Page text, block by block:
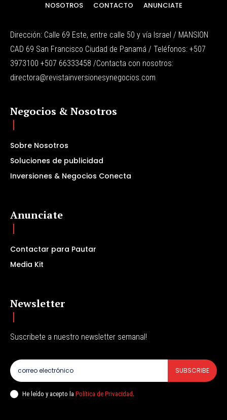
NOSOTROS CONTACTO ANUNCIATE
Dirección: Calle 69 Este, entre calle 50 y vía Israel / MANSION
CAD 69 San Francisco Ciudad de Panamá / Teléfonos: +507
3973100 +507 66333458 /Contacta con nosotros:
directora@revistainversionesynegocios.com
Negocios & Nosotros
Sobre Nosotros
Soluciones de publicidad
Inversiones & Negocios Conecta
Anunciate
Contactar para Pautar
Media Kit
Newsletter
Suscribete a nuestro newsletter semanal!
SUBSCRIBE
He leído y acepto la Política de Privacidad